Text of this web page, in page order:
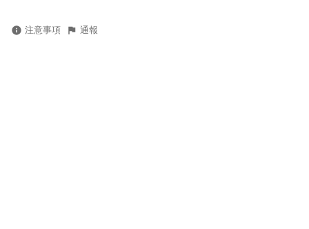
注意事項 通報